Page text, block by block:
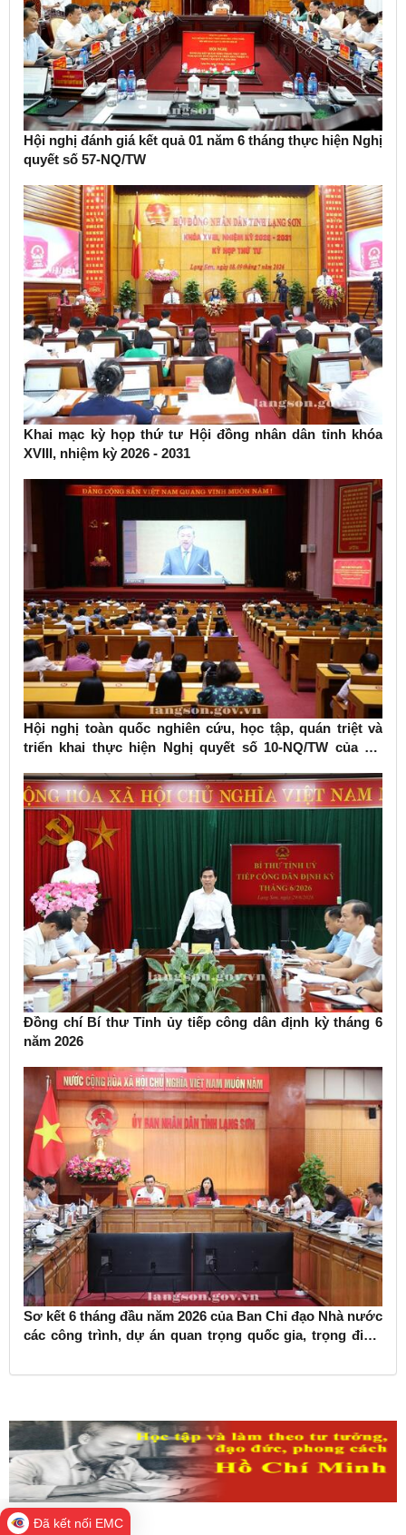
Hội nghị đánh giá kết quả 01 năm 6 tháng thực hiện Nghị
quyết số 57-NQ/TW
Khai mạc kỳ họp thứ tư Hội đồng nhân dân tỉnh khóa
XVIII, nhiệm kỳ 2026 - 2031
Hội nghị toàn quốc nghiên cứu, học tập, quán triệt và
triển khai thực hiện Nghị quyết số 10-NQ/TW của Bộ
Đồng chí Bí thư Tỉnh ủy tiếp công dân định kỳ tháng 6
năm 2026
Sơ kết 6 tháng đầu năm 2026 của Ban Chỉ đạo Nhà nước
các công trình, dự án quan trọng quốc gia, trọng điểm
Đã kết nối EMC